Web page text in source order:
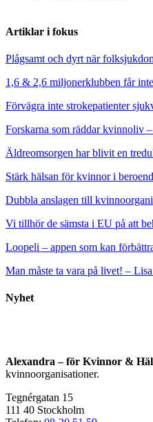
Artiklar i fokus
Plågsamt och dyrt när
1,6 & 2,6 miljonerklubben får
Förvägra inte strokepatienter
Forskarna som räddar kvinnoliv
Äldreomsorgen har blivit en
Stärk hälsan för kvinnor i
Dubbla anslagen till
Vi tillhör de sämsta i EU på att
Loopeli – appen som kan
Man måste ta vara på livet! –
Nyhet
Alexandra – för Kvinnor &
kvinnoorganisationer.
Tegnérgatan 15
111 40 Stockholm